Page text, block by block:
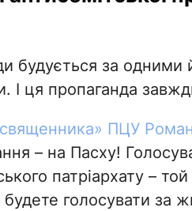
будується за
І ця пропаганда
ПЦУ
– на Пасху!
патріархату – той
будете голосувати за